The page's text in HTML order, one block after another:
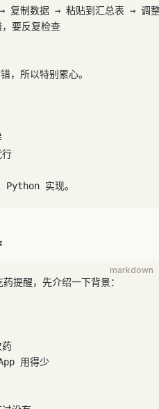
制数据 → 粘贴到汇总表 → 调
要反复检查
，所以特别累心。
行
Python 实现。
markdown
提醒，先介绍一下背景：
药
用得少